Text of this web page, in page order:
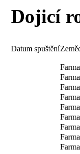
Dojicí
Datum spuštění